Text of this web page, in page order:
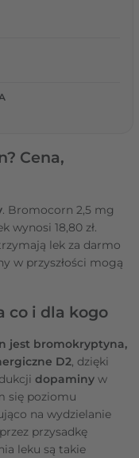
Cena,
. Bromocorn 2,5 mg
wynosi 18,80 zł.
lek za darmo
w przyszłości mogą
co i dla kogo
jest bromokryptyna,
D2, dzięki
dopaminy w
się poziomu
na wydzielanie
przysadkę
leku są takie